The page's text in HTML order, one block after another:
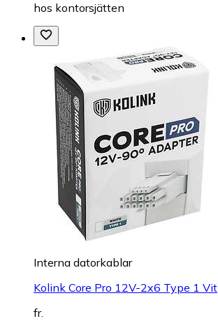
hos kontorsjätten
Interna datorkablar
Kolink Core Pro 12V-2x6 Type 1 Vit
fr.